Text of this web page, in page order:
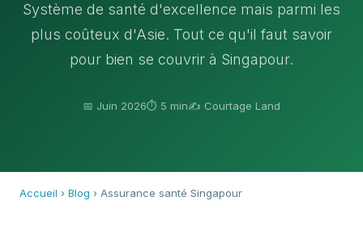
Système de santé d'excellence mais parmi les
plus coûteux d'Asie. Tout ce qu'il faut savoir
pour bien se couvrir à Singapour.
📅 Juin 2026⏱ 5 min✍️ Courtage Land
Accueil › Blog › Assurance santé Singapour